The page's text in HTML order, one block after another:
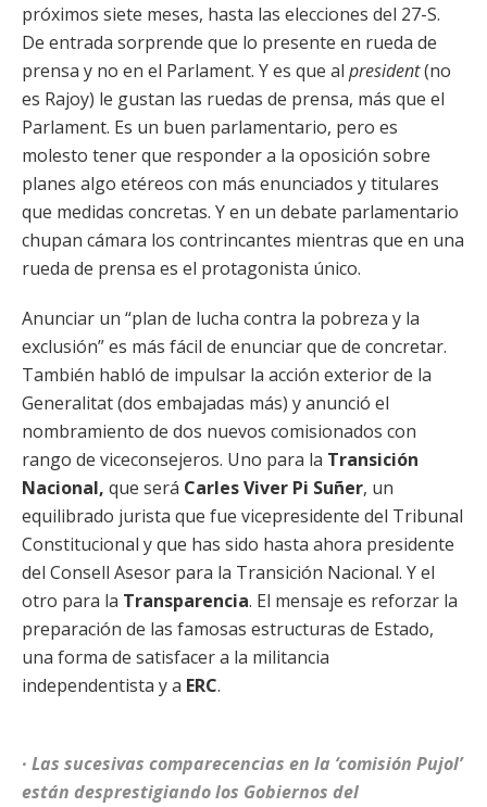
próximos siete meses, hasta las elecciones del 27-S.
De entrada sorprende que lo presente en rueda de
prensa y no en el Parlament. Y es que al president(no
es Rajoy) le gustan las ruedas de prensa, más que el
Parlament. Es un buen parlamentario, pero es
molesto tener que responder a la oposición sobre
planes algo etéreos con más enunciados y titulares
que medidas concretas. Y en un debate parlamentario
chupan cámara los contrincantes mientras que en una
rueda de prensa es el protagonista único.
Anunciar un “plan de lucha contra la pobreza y la
exclusión” es más fácil de enunciar que de concretar.
También habló de impulsar la acción exterior de la
Generalitat (dos embajadas más) y anunció el
nombramiento de dos nuevos comisionados con
rango de viceconsejeros. Uno para la Transición
Nacional, que será Carles Viver Pi Suñer, un
equilibrado jurista que fue vicepresidente del Tribunal
Constitucional y que has sido hasta ahora presidente
del Consell Asesor para la Transición Nacional. Y el
otro para la Transparencia. El mensaje es reforzar la
preparación de las famosas estructuras de Estado,
una forma de satisfacer a la militancia
independentista y a ERC.
· Las sucesivas comparecencias en la ‘comisión Pujol’
están desprestigiando los Gobiernos del